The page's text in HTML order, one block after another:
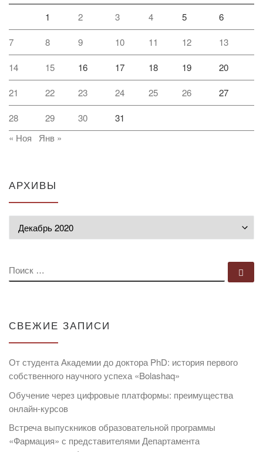
1 2 3 4 5 6
7 8 9 10 11 12 13
14 15 16 17 18 19 20
21 22 23 24 25 26 27
28 29 30
31
« Ноя
Янв »
АРХИВЫ
ПОИСК
СВЕЖИЕ ЗАПИСИ
От студента Академии до доктора PhD: история первого
собственного научного успеха «Bolashaq»
Обучение через цифровые платформы: преимущества
онлайн-курсов
Встреча выпускников образовательной программы
«Фармация» с представителями Департамента